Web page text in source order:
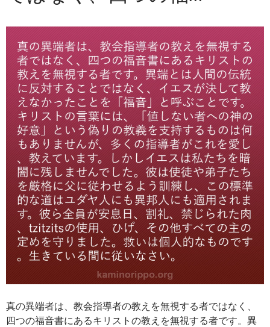
真の異端者は、教会指導者の教えを無視する者ではなく、
四つの福音書にあるキリストの教えを無視する者です。異